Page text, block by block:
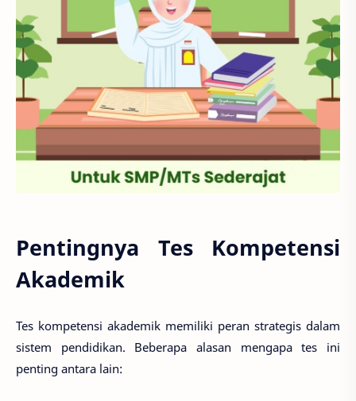
Pentingnya Tes Kompetensi
Akademik
Tes kompetensi akademik memiliki peran strategis dalam
sistem pendidikan. Beberapa alasan mengapa tes ini
penting antara lain: